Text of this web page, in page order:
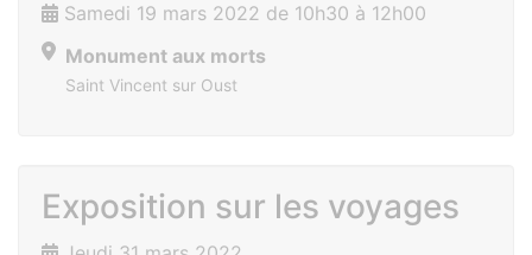
Samedi 19 mars 2022 de 10h30 à 12h00
Monument aux morts
Saint Vincent sur Oust
Exposition sur les voyages